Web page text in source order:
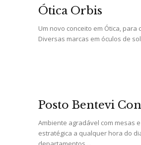
Ótica Orbis
Um novo conceito em Ótica,
Diversas marcas em óculos de
Posto Bentevi
Ambiente agradável com mesas
estratégica a qualquer hora do